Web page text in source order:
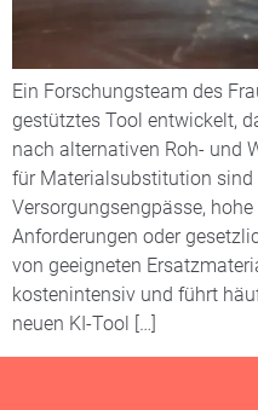
Ein Forschungsteam des
gestütztes Tool entwickelt,
nach alternativen Roh- und
für Materialsubstitution sind
Versorgungsengpässe,
Anforderungen oder
von geeigneten
kostenintensiv und führt
neuen KI-Tool […]